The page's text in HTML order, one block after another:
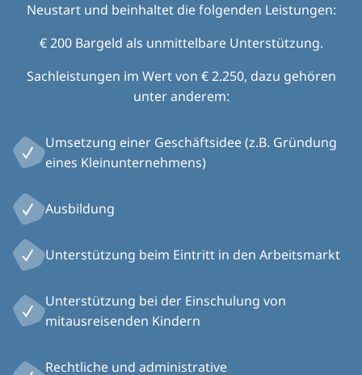
Neustart und beinhaltet die folgenden Leistungen:
€ 200 Bargeld als unmittelbare Unterstützung.
Sachleistungen im Wert von € 2.250, dazu gehören
unter anderem:
Umsetzung einer Geschäftsidee (z.B. Gründung
eines Kleinunternehmens)
Ausbildung
Unterstützung beim Eintritt in den Arbeitsmarkt
Unterstützung bei der Einschulung von
mitausreisenden Kindern
Rechtliche und administrative